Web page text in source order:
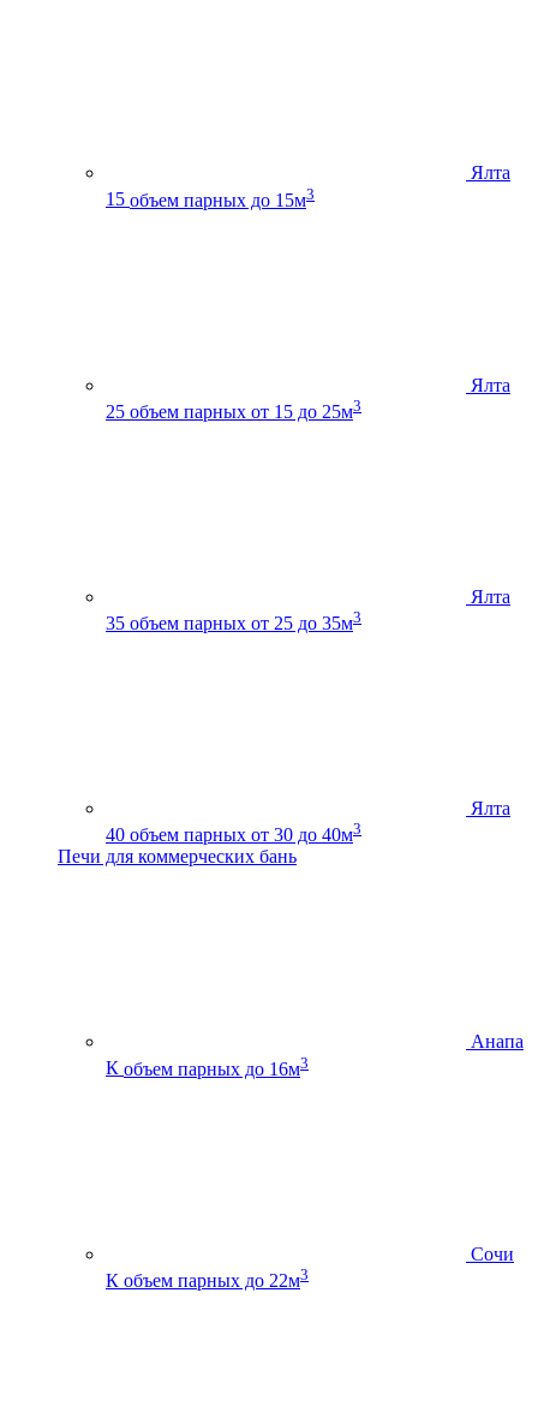
Ялта
15 объем парных до 15м3
Ялта
25 объем парных от 15 до 25м3
Ялта
35 объем парных от 25 до 35м3
Ялта
40 объем парных от 30 до 40м3
Печи для коммерческих бань
Анапа
К объем парных до 16м3
Сочи
К объем парных до 22м3